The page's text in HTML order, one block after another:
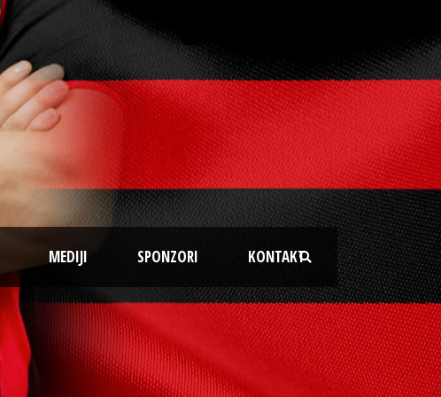
MEDIJI SPONZORI KONTAKT